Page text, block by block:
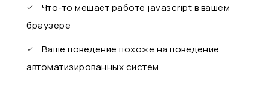
Что-то мешает работе javascript в вашем
браузере
Ваше поведение похоже на поведение
автоматизированных систем